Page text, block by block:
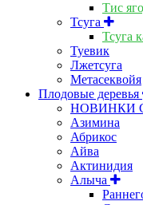
Тис
Тсуга
Тсуга
Туевик
Лжетсуга
Метасеквойя
Плодовые деревья
НОВИНКИ
Азимина
Абрикос
Айва
Актинидия
Алыча